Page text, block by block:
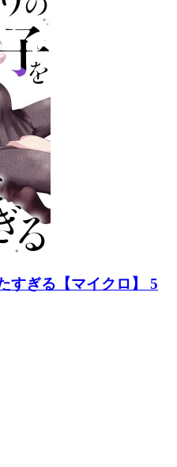
すぎる【マイクロ】 5